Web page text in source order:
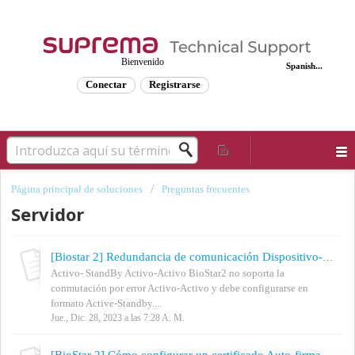
Spanish...
Bienvenido
Conectar Registrarse
Página principal de soluciones Preguntas frecuentes
Servidor
Activo- StandBy Activo-Activo BioStar2 no soporta la
conmutación por error Activo-Activo y debe configurarse en
formato Active-Standby....
Jue., Dic. 28, 2023 a las 7:28 A. M.